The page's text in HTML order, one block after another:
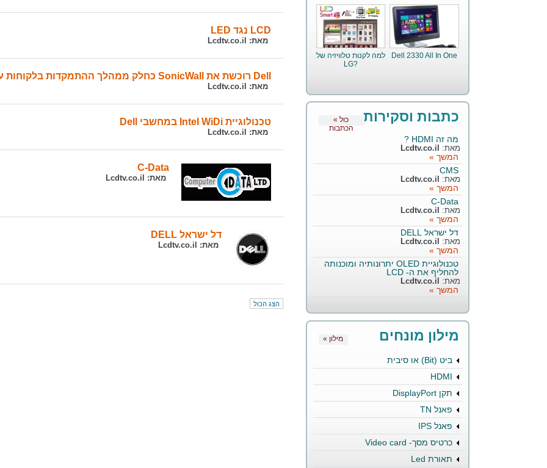
למה לקנות טלוויזיה של
LG?
Dell 2330 All In One
« כול
הכתבות
כתבות וסקירות
מה זה HDMI ?
מאת: Lcdtv.co.il
המשך »
CMS
מאת: Lcdtv.co.il
המשך »
C-Data
מאת: Lcdtv.co.il
המשך »
דל ישראל DELL
מאת: Lcdtv.co.il
המשך »
טכנולוגיית OLED יתרונותיה ומוכנותה
להחליף את ה- LCD
מאת: Lcdtv.co.il
המשך »
« מילון מילון מונחים
ביט (Bit) או סיבית
HDMI
תקן DisplayPort
פאנל TN
פאנל IPS
כרטיס מסך- Video card
תאורת Led
LCD נגד LED
מאת: Lcdtv.co.il
Dell רוכשת את SonicWall כחלק ממהלך ההתמקדות בלקוחות עסקיים
מאת: Lcdtv.co.il
טכנולוגיית Intel WiDi במחשבי Dell
מאת: Lcdtv.co.il
C-Data
מאת: Lcdtv.co.il
דל ישראל DELL
מאת: Lcdtv.co.il
הצג הכול